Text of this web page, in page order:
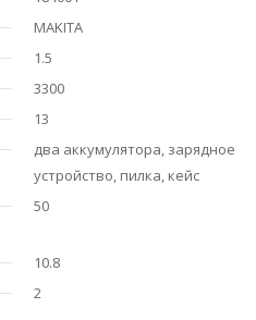
MAKITA
1.5
3300
13
два аккумулятора, зарядное
устройство, пилка, кейс
50
10.8
2